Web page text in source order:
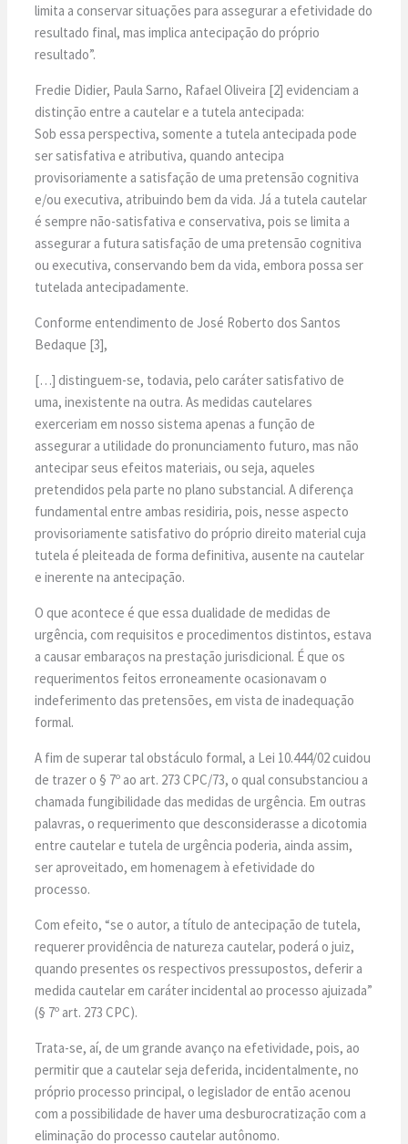
limita a conservar situações para assegurar a efetividade do
resultado final, mas implica antecipação do próprio
resultado”.
Fredie Didier, Paula Sarno, Rafael Oliveira [2] evidenciam a
distinção entre a cautelar e a tutela antecipada:
Sob essa perspectiva, somente a tutela antecipada pode
ser satisfativa e atributiva, quando antecipa
provisoriamente a satisfação de uma pretensão cognitiva
e/ou executiva, atribuindo bem da vida. Já a tutela cautelar
é sempre não-satisfativa e conservativa, pois se limita a
assegurar a futura satisfação de uma pretensão cognitiva
ou executiva, conservando bem da vida, embora possa ser
tutelada antecipadamente.
Conforme entendimento de José Roberto dos Santos
Bedaque [3],
[…] distinguem-se, todavia, pelo caráter satisfativo de
uma, inexistente na outra. As medidas cautelares
exerceriam em nosso sistema apenas a função de
assegurar a utilidade do pronunciamento futuro, mas não
antecipar seus efeitos materiais, ou seja, aqueles
pretendidos pela parte no plano substancial. A diferença
fundamental entre ambas residiria, pois, nesse aspecto
provisoriamente satisfativo do próprio direito material cuja
tutela é pleiteada de forma definitiva, ausente na cautelar
e inerente na antecipação.
O que acontece é que essa dualidade de medidas de
urgência, com requisitos e procedimentos distintos, estava
a causar embaraços na prestação jurisdicional. É que os
requerimentos feitos erroneamente ocasionavam o
indeferimento das pretensões, em vista de inadequação
formal.
A fim de superar tal obstáculo formal, a Lei 10.444/02 cuidou
de trazer o § 7º ao art. 273 CPC/73, o qual consubstanciou a
chamada fungibilidade das medidas de urgência. Em outras
palavras, o requerimento que desconsiderasse a dicotomia
entre cautelar e tutela de urgência poderia, ainda assim,
ser aproveitado, em homenagem à efetividade do
processo.
Com efeito, “se o autor, a título de antecipação de tutela,
requerer providência de natureza cautelar, poderá o juiz,
quando presentes os respectivos pressupostos, deferir a
medida cautelar em caráter incidental ao processo ajuizada”
(§ 7º art. 273 CPC).
Trata-se, aí, de um grande avanço na efetividade, pois, ao
permitir que a cautelar seja deferida, incidentalmente, no
próprio processo principal, o legislador de então acenou
com a possibilidade de haver uma desburocratização com a
eliminação do processo cautelar autônomo.